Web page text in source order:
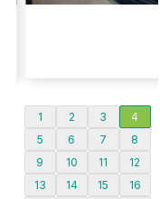
1 2 3
4
5
6 7
8
9
10 11
12
13
14 15
16